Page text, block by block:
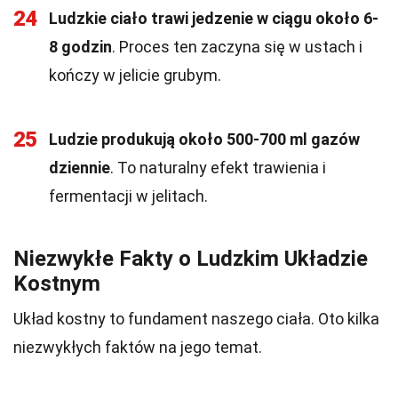
24
Ludzkie ciało trawi jedzenie w ciągu około 6-
8 godzin. Proces ten zaczyna się w ustach i
kończy w jelicie grubym.
25
Ludzie produkują około 500-700 ml gazów
dziennie. To naturalny efekt trawienia i
fermentacji w jelitach.
Niezwykłe Fakty o Ludzkim Układzie
Kostnym
Układ kostny to fundament naszego ciała. Oto kilka
niezwykłych faktów na jego temat.